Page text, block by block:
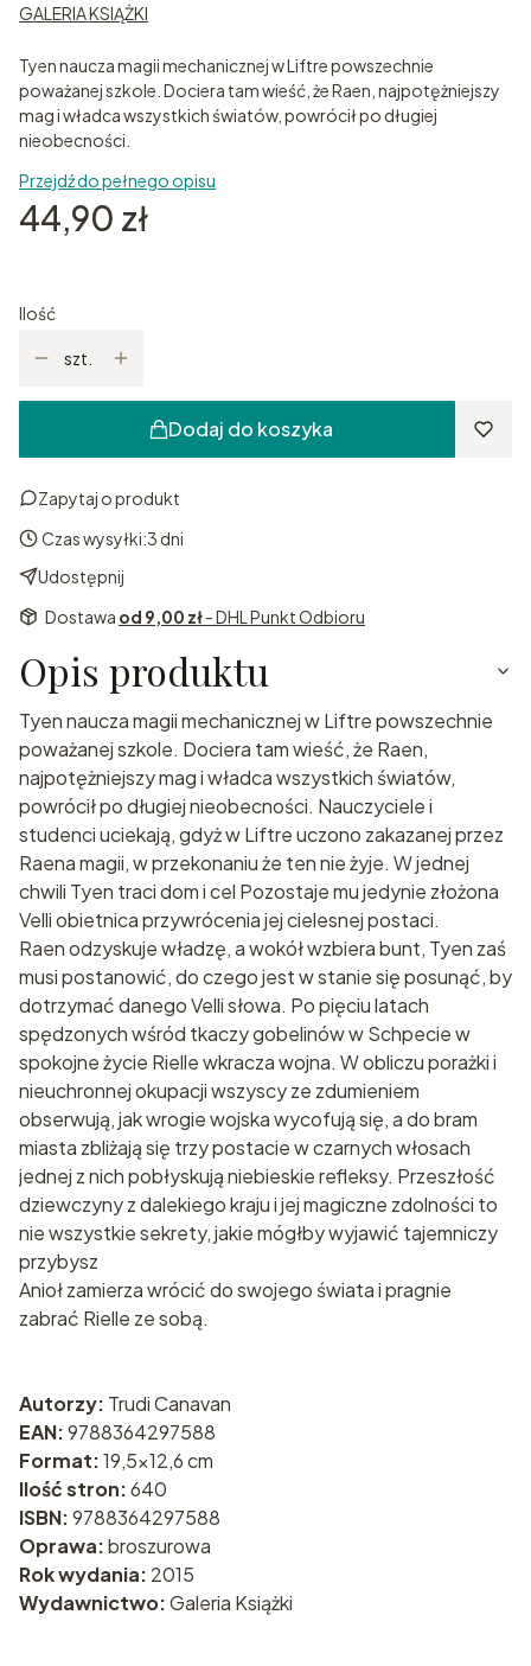
GALERIA KSIĄŻKI
Tyen naucza magii mechanicznej w Liftre powszechnie
poważanej szkole. Dociera tam wieść, że Raen, najpotężniejszy
mag i władca wszystkich światów, powrócił po długiej
nieobecności.
Przejdź do pełnego opisu
Cena
44,90 zł
Ilość
szt.
Dodaj do koszyka
Zapytaj o produkt
Czas wysyłki:3 dni
Udostępnij
Dostawa od 9,00 zł- DHL Punkt Odbioru
Opis produktu
Tyen naucza magii mechanicznej w Liftre powszechnie
poważanej szkole. Dociera tam wieść, że Raen,
najpotężniejszy mag i władca wszystkich światów,
powrócił po długiej nieobecności. Nauczyciele i
studenci uciekają, gdyż w Liftre uczono zakazanej przez
Raena magii, w przekonaniu że ten nie żyje. W jednej
chwili Tyen traci dom i cel Pozostaje mu jedynie złożona
Velli obietnica przywrócenia jej cielesnej postaci.
Raen odzyskuje władzę, a wokół wzbiera bunt, Tyen zaś
musi postanowić, do czego jest w stanie się posunąć, by
dotrzymać danego Velli słowa. Po pięciu latach
spędzonych wśród tkaczy gobelinów w Schpecie w
spokojne życie Rielle wkracza wojna. W obliczu porażki i
nieuchronnej okupacji wszyscy ze zdumieniem
obserwują, jak wrogie wojska wycofują się, a do bram
miasta zbliżają się trzy postacie w czarnych włosach
jednej z nich pobłyskują niebieskie refleksy. Przeszłość
dziewczyny z dalekiego kraju i jej magiczne zdolności to
nie wszystkie sekrety, jakie mógłby wyjawić tajemniczy
przybysz
Anioł zamierza wrócić do swojego świata i pragnie
zabrać Rielle ze sobą.
Autorzy: Trudi Canavan
EAN:9788364297588
Format:19,5x12,6 cm
Ilość stron:640
ISBN:9788364297588
Oprawa:broszurowa
Rok wydania: 2015
Wydawnictwo:Galeria Książki